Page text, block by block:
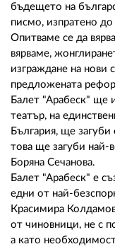
бъдещето на
писмо, изпратено
Опитваме сe да
вярваме,
изграждане на нови
предложената
Балет "Арабеск" ще
театър, на
България, ще
това ще загуби най-
Боряна Сечанова.
Балет "Арабеск" е
едни от най-
Красимира
от чиновници, не с
а като